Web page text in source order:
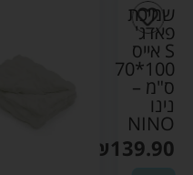
שמיכת
פאדג'
S אייס
100*70
ס"מ –
נינו
NINO
₪139.90